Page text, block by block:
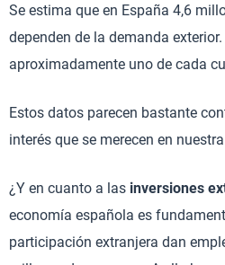
Se estima que en España 4,6
dependen de la demanda
aproximadamente uno de cada
Estos datos parecen bastante
interés que se merecen en
¿Y en cuanto a las inversiones
economía española es
participación extranjera dan